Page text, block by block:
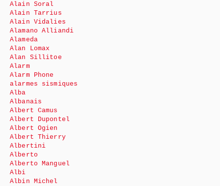
Alain Soral
Alain Tarrius
Alain Vidalies
Alamano Alliandi
Alameda
Alan Lomax
Alan Sillitoe
Alarm
Alarm Phone
alarmes sismiques
Alba
Albanais
Albert Camus
Albert Dupontel
Albert Ogien
Albert Thierry
Albertini
Alberto
Alberto Manguel
Albi
Albin Michel